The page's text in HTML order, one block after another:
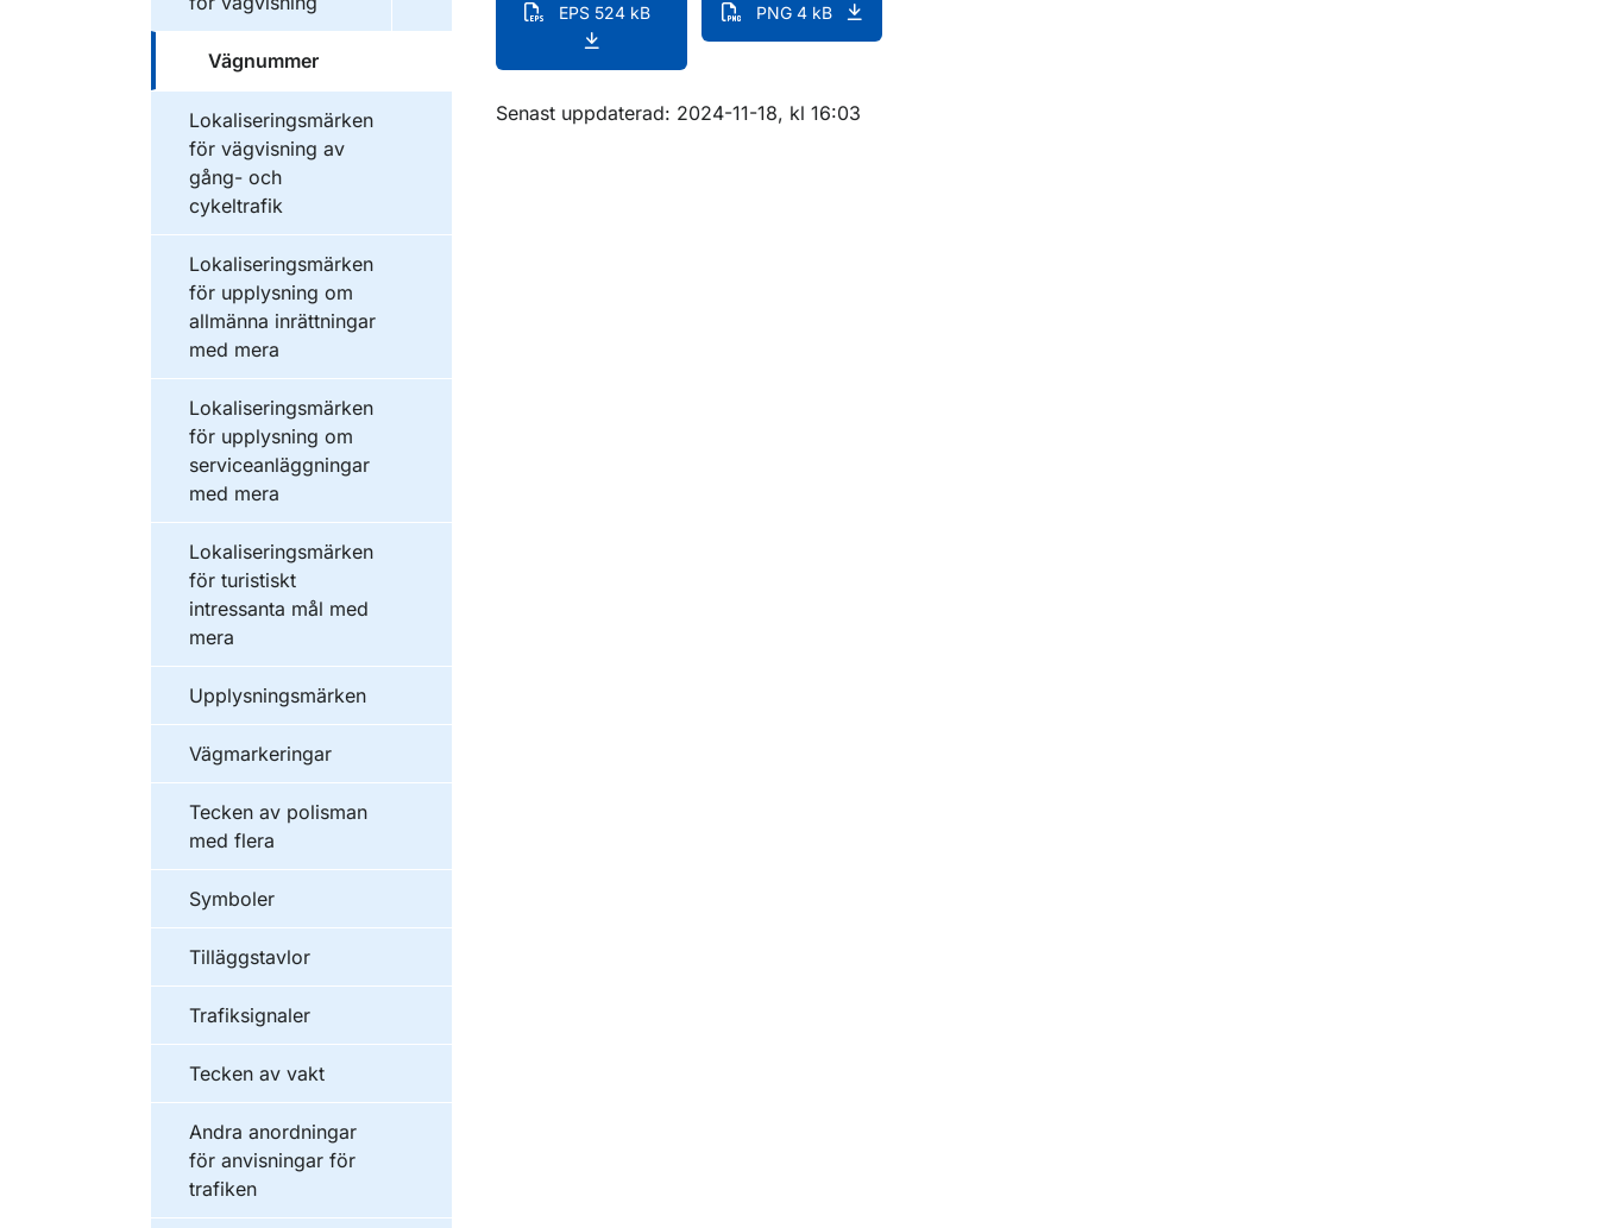
Vägnummer
Lokaliseringsmärken
för vägvisning av
gång- och
cykeltrafik
Lokaliseringsmärken
för upplysning om
allmänna inrättningar
med mera
Lokaliseringsmärken
för upplysning om
serviceanläggningar
med mera
Lokaliseringsmärken
för turistiskt
intressanta mål med
mera
Upplysningsmärken
Vägmarkeringar
Tecken av polisman
med flera
Symboler
Tilläggstavlor
Trafiksignaler
Tecken av vakt
Andra anordningar
för anvisningar för
trafiken
EPS 524 kB PNG 4 kB
Om sidan
Senast uppdaterad: 2024-11-18, kl 16:03